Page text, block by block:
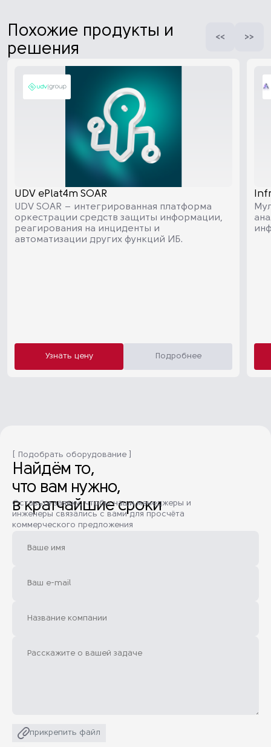
Похожие продукты и
решения
UDV ePlat4m SOAR
UDV SOAR – интегрированная платформа
оркестрации средств защиты информации,
реагирования на инциденты и
автоматизации других функций ИБ.
Узнать цену Подробнее
[ Подобрать оборудование ]
Найдём то,
что вам нужно,
в кратчайшие сроки
Оставьте заявку, чтобы наши менеджеры и
инженеры связались с вами для просчёта
коммерческого предложения
прикрепить файл